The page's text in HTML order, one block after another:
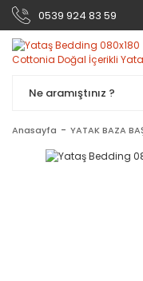
0539 924 83 59
Anasayfa YATAK BAZA